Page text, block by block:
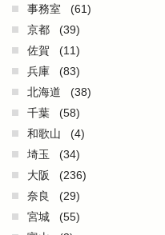
事務室
(61)
京都
(39)
佐賀
(11)
兵庫
(83)
北海道
(38)
千葉
(58)
和歌山
(4)
埼玉
(34)
大阪
(236)
奈良
(29)
宮城
(55)